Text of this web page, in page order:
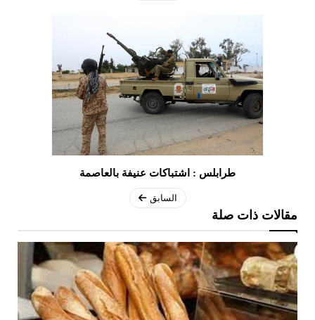
طرابلس : اشتباكات عنيفة بالعاصمة
السابق
مقالات ذات صلة